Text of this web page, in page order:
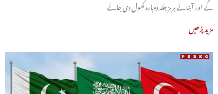
گے اور آبنائے ہرمز جلد دوبارہ کھول دی جائے
مزید پڑھیں